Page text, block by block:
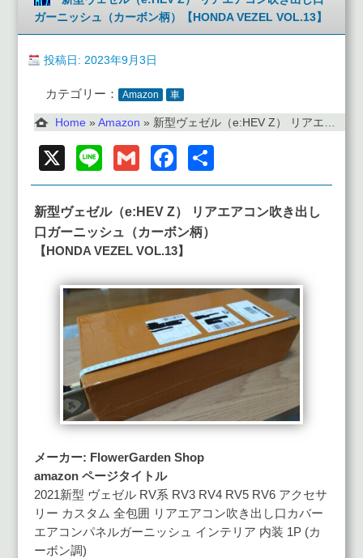
ガーニッシュ（カーボン柄）【HONDA VEZEL VOL.13】
投稿日: 2023年9月3日
カテゴリー： Amazon 車
Home » Amazon » 新型ヴェゼル（e:HEV Z） リアエアコン吹き出し口ガーニッシュ（カーボン柄）【HONDA VEZEL VOL.13】
X Line GmailFacebook
有
新型ヴェゼル（e:HEV Z） リアエアコン吹き出し
口ガーニッシュ（カーボン柄）
【HONDA VEZEL VOL.13】
メーカー: FlowerGarden Shop
amazon ページタイトル
2021新型 ヴェゼル RV系 RV3 RV4 RV5 RV6 アクセサ
リー カスタム 全包囲 リアエアコン吹き出し口カバー
エアコンパネルガーニッシュ インテリア 内装 1P (カ
ーボン調)